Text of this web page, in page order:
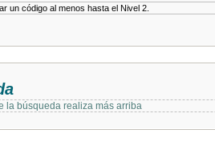
un código al menos hasta el Nivel 2.
la búsqueda realiza más arriba